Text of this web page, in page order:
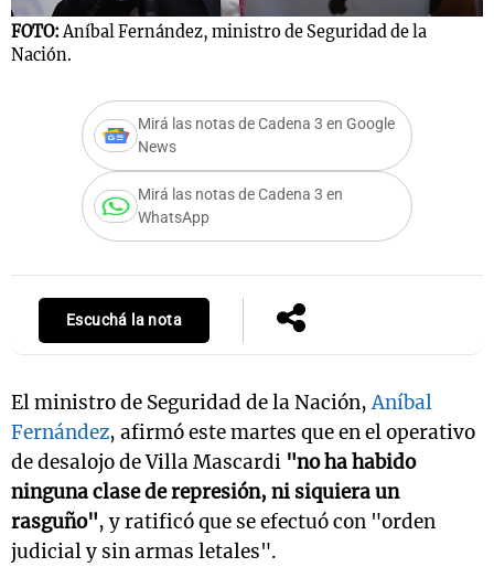
FOTO: Aníbal Fernández, ministro de Seguridad de la
Nación.
Mirá las notas de Cadena 3 en Google
News
Mirá las notas de Cadena 3 en
WhatsApp
Escuchá la nota
El ministro de Seguridad de la Nación,Aníbal
Fernández, afirmó este martes que en el operativo
de desalojo de Villa Mascardi "no ha habido
ninguna clase de represión, ni siquiera un
rasguño", y ratificó que se efectuó con "orden
judicial y sin armas letales".
Mundial 2026
Notas
La Sole en
Cadena 3